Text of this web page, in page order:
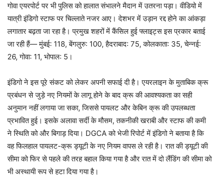
गोवा एयरपोर्ट पर भी पुलिस को हालात संभालने मैदान में उतरना पड़ा। वीडियो में
यात्री इंडिगो स्टाफ पर चिल्लाते नजर आए। देशभर में उड़ान रद्द होने का आंकड़ा
लगातार बढ़ता जा रहा है। प्रमुख शहरों में कैंसिल हुई फ्लाइट्स इस प्रकार बताई
जा रही हैं— मुंबई: 118, बेंगलुरु: 100, हैदराबाद: 75, कोलकाता: 35, चेन्नई:
26, गोवा: 11, भोपाल: 5।
इंडिगो ने इस पूरे संकट को लेकर अपनी सफाई दी है। एयरलाइन के मुताबिक क्रू
प्रबंधन से जुड़े नए नियमों के लागू होने के बाद क्रू की आवश्यकता का सही
अनुमान नहीं लगाया जा सका, जिससे पायलट और केबिन क्रू की उपलब्धता
प्रभावित हुई। इसके अलावा सर्दी के मौसम, तकनीकी खराबी और स्टाफ की कमी
ने स्थिति को और बिगाड़ दिया। DGCA को भेजी रिपोर्ट में इंडिगो ने बताया है कि
वह फिलहाल पायलट-क्रू ड्यूटी के नए नियम वापस ले रही है। रात की ड्यूटी की
सीमा को फिर से पहले की तरह बहाल किया गया है और रात में दो लैंडिंग की सीमा को
भी अस्थायी रूप से हटा दिया गया है।